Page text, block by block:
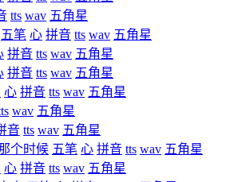
tts wav 五角星
五笔 心 拼音 tts wav 五角星
拼音 tts wav 五角星
拼音 tts wav 五角星
心 拼音 tts wav 五角星
wav 五角星
音 tts wav 五角星
个时候 五笔 心 拼音 tts wav 五角星
心 拼音 tts wav 五角星